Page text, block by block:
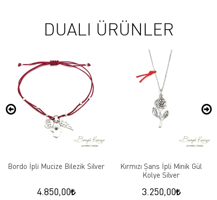
DUALI ÜRÜNLER
Bordo İpli Mucize Bilezik Silver
4.850,00
Kırmızı Şans İpli Minik Gül
Kolye Silver
3.250,00